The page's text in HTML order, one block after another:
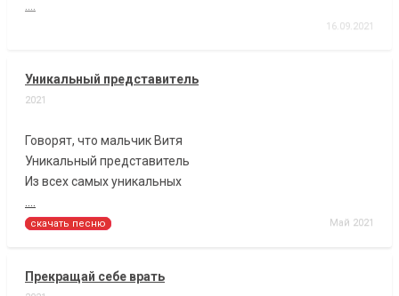
16.09.2021
Уникальный представитель
2021
Говорят, что мальчик Витя
Уникальный представитель
Из всех самых уникальных
скачать песню Май 2021
Прекращай себе врать